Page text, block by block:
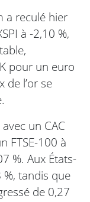
a reculé hier
à -2,10 %,
pour un euro
de l’or se
un CAC
FTSE-100 à
%. Aux États-
tandis que
de 0,27